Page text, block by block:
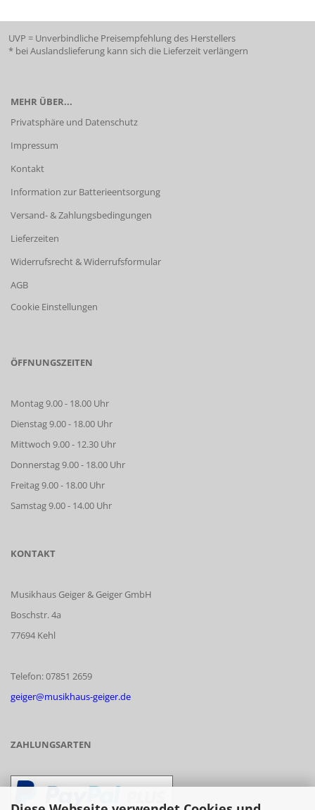
UVP = Unverbindliche Preisempfehlung des Herstellers
* bei Auslandslieferung kann sich die Lieferzeit verlängern
MEHR ÜBER...
Privatsphäre und Datenschutz
Impressum
Kontakt
Information zur Batterieentsorgung
Versand- & Zahlungsbedingungen
Lieferzeiten
Widerrufsrecht & Widerrufsformular
AGB
Cookie Einstellungen
ÖFFNUNGSZEITEN
Montag 9.00 - 18.00 Uhr
Dienstag 9.00 - 18.00 Uhr
Mittwoch 9.00 - 12.30 Uhr
Donnerstag 9.00 - 18.00 Uhr
Freitag 9.00 - 18.00 Uhr
Samstag 9.00 - 14.00 Uhr
KONTAKT
Musikhaus Geiger & Geiger GmbH
Boschstr. 4a
77694 Kehl
Telefon: 07851 2659
geiger@musikhaus-geiger.de
ZAHLUNGSARTEN